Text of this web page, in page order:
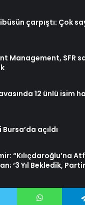
çarpıştı: Çok
Management, SFR
12 ünlü isim
Bursa’da açıldı
“Kılıçdaroğlu’na
‘3 Yıl Bekledik,